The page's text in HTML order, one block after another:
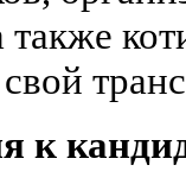
также
к